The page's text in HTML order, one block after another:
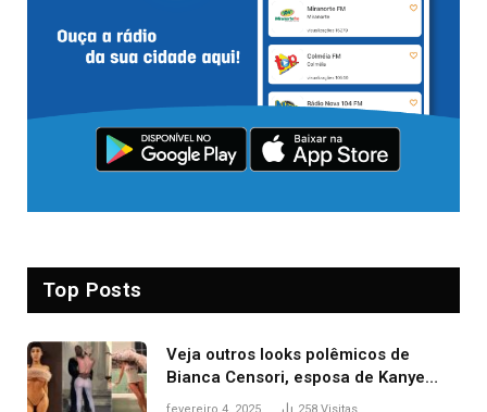
Top Posts
Veja outros looks polêmicos de
Bianca Censori, esposa de Kanye
West que apareceu nua no Grammy